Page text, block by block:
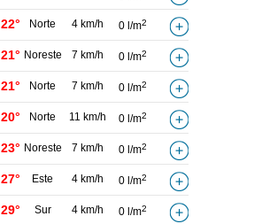
22° Norte 4 km/h 0 l/m2
21° Noreste 7 km/h 0 l/m2
21° Norte 7 km/h 0 l/m2
20° Norte 11 km/h 0 l/m2
23° Noreste 7 km/h 0 l/m2
27° Este 4 km/h 0 l/m2
29° Sur 4 km/h 0 l/m2